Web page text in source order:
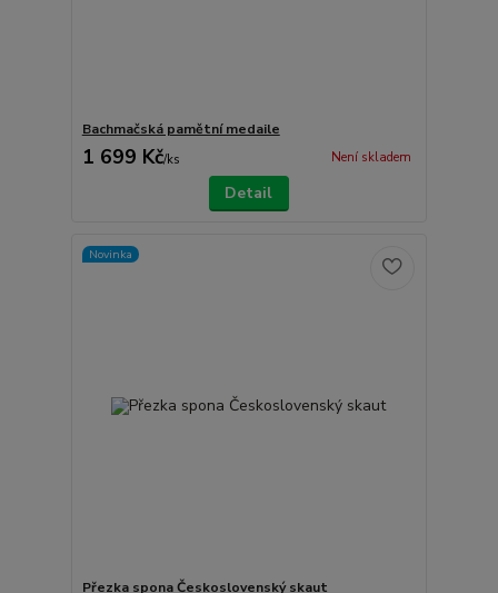
Bachmačská pamětní medaile
1 699 Kč/ks Není skladem
Detail
Novinka
Přezka spona Československý skaut